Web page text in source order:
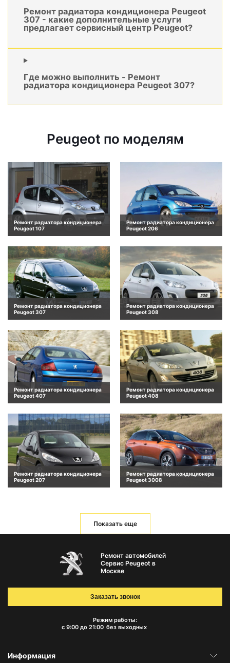
Ремонт радиатора кондиционера Peugeot
307 - какие дополнительные услуги
предлагает сервисный центр Peugeot?
Где можно выполнить - Ремонт
радиатора кондиционера Peugeot 307?
Peugeot по моделям
Ремонт радиатора кондиционера
Peugeot 107
Ремонт радиатора кондиционера
Peugeot 206
Ремонт радиатора кондиционера
Peugeot 307
Ремонт радиатора кондиционера
Peugeot 308
Ремонт радиатора кондиционера
Peugeot 407
Ремонт радиатора кондиционера
Peugeot 408
Ремонт радиатора кондиционера
Peugeot 207
Ремонт радиатора кондиционера
Peugeot 3008
Показать еще
Ремонт автомобилей
Сервис Peugeot в
Москве
Режим работы:
с 9:00 до 21:00 без выходных
Заказать звонок
Информация